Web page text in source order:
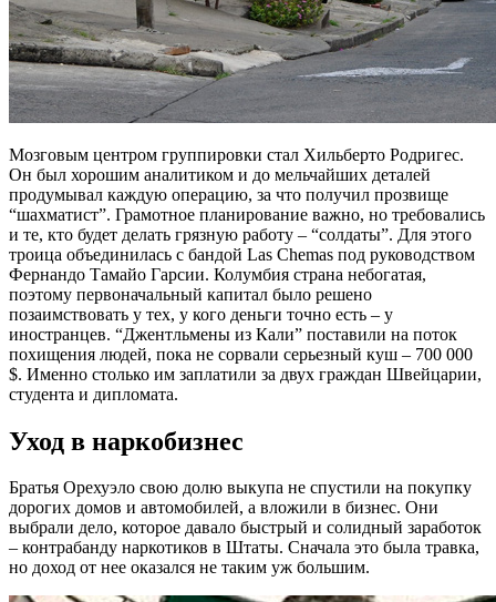
Мозговым центром группировки стал Хильберто Родригес.
Он был хорошим аналитиком и до мельчайших деталей
продумывал каждую операцию, за что получил прозвище
“шахматист”. Грамотное планирование важно, но требовались
и те, кто будет делать грязную работу – “солдаты”. Для этого
троица объединилась с бандой Las Chemas под руководством
Фернандо Тамайо Гарсии. Колумбия страна небогатая,
поэтому первоначальный капитал было решено
позаимствовать у тех, у кого деньги точно есть – у
иностранцев. “Джентльмены из Кали” поставили на поток
похищения людей, пока не сорвали серьезный куш – 700 000
$. Именно столько им заплатили за двух граждан Швейцарии,
студента и дипломата.
Уход в наркобизнес
Братья Орехуэло свою долю выкупа не спустили на покупку
дорогих домов и автомобилей, а вложили в бизнес. Они
выбрали дело, которое давало быстрый и солидный заработок
– контрабанду наркотиков в Штаты. Сначала это была травка,
но доход от нее оказался не таким уж большим.